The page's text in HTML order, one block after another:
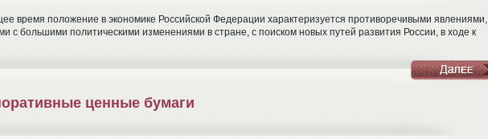
время положение в экономике Российской Федерации характеризуется противоречивыми явлениями,
с большими политическими изменениями в стране, с поиском новых путей развития России, в ходе к
ценные бумаги